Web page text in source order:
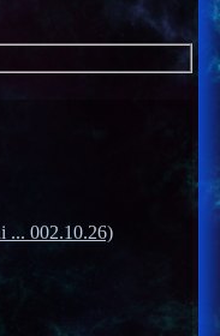
... 002.10.26)